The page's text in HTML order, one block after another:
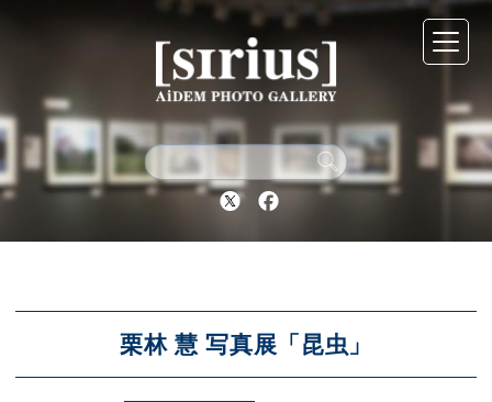
Twitter Facebook
栗林 慧 写真展「昆虫」
シリウスについて
展示スケジュール